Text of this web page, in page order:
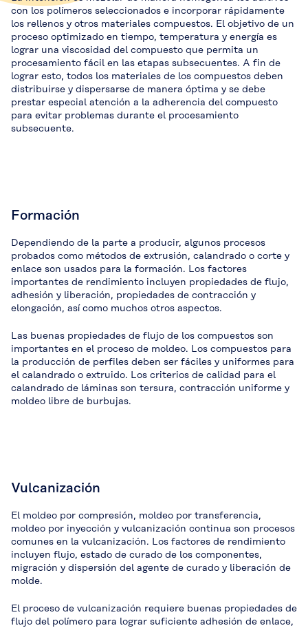
con los polímeros seleccionados e incorporar rápidamente
los rellenos y otros materiales compuestos. El objetivo de un
proceso optimizado en tiempo, temperatura y energía es
lograr una viscosidad del compuesto que permita un
procesamiento fácil en las etapas subsecuentes. A fin de
lograr esto, todos los materiales de los compuestos deben
distribuirse y dispersarse de manera óptima y se debe
prestar especial atención a la adherencia del compuesto
para evitar problemas durante el procesamiento
subsecuente.
Formación
Dependiendo de la parte a producir, algunos procesos
probados como métodos de extrusión, calandrado o corte y
enlace son usados para la formación. Los factores
importantes de rendimiento incluyen propiedades de flujo,
adhesión y liberación, propiedades de contracción y
elongación, así como muchos otros aspectos.
Las buenas propiedades de flujo de los compuestos son
importantes en el proceso de moldeo. Los compuestos para
la producción de perfiles deben ser fáciles y uniformes para
el calandrado o extruido. Los criterios de calidad para el
calandrado de láminas son tersura, contracción uniforme y
moldeo libre de burbujas.
Vulcanización
El moldeo por compresión, moldeo por transferencia,
moldeo por inyección y vulcanización continua son procesos
comunes en la vulcanización. Los factores de rendimiento
incluyen flujo, estado de curado de los componentes,
migración y dispersión del agente de curado y liberación de
molde.
El proceso de vulcanización requiere buenas propiedades de
flujo del polímero para lograr suficiente adhesión de enlace,